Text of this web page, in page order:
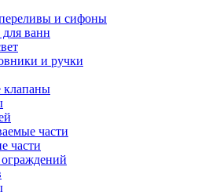
и сифоны
ванн
и ручки
части
части